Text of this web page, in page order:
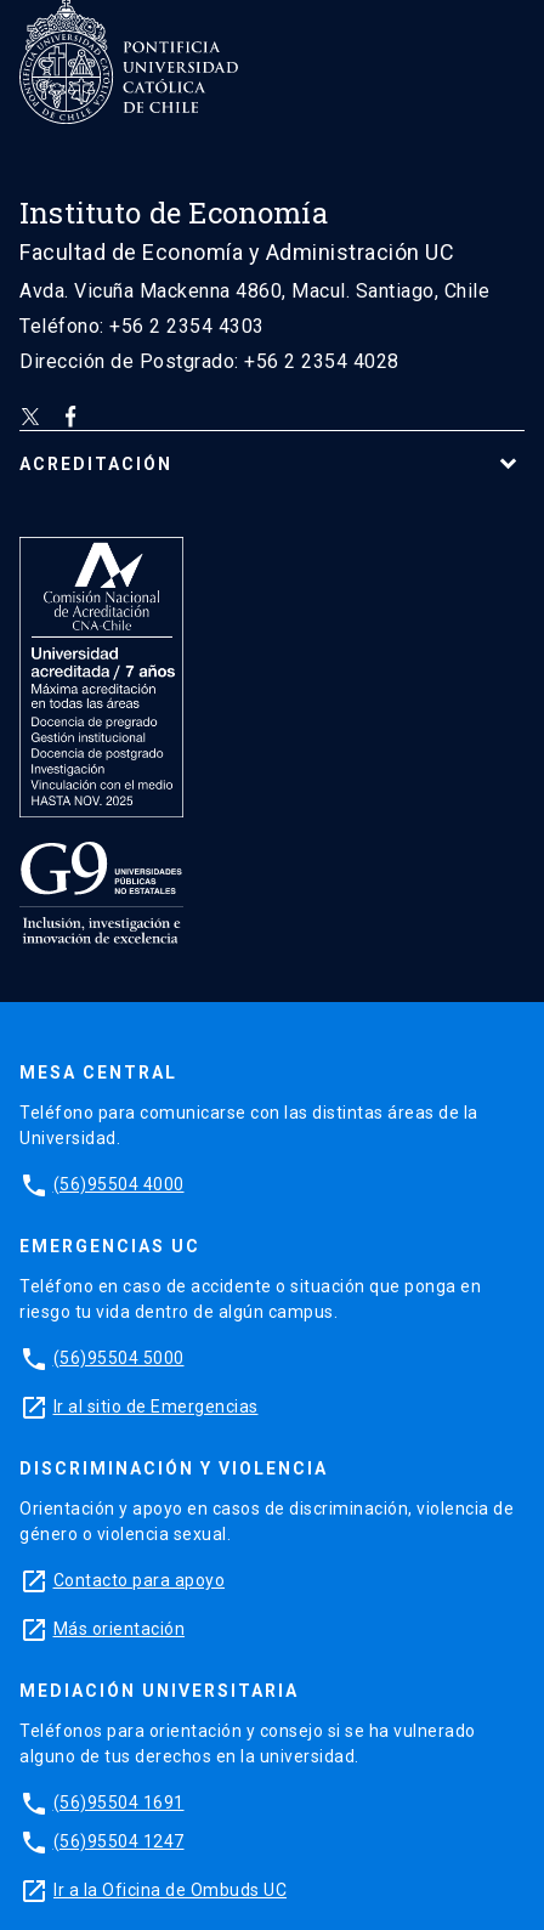
Instituto de Economía
Facultad de Economía y Administración UC
Avda. Vicuña Mackenna 4860, Macul. Santiago, Chile
Teléfono: +56 2 2354 4303
Dirección de Postgrado: +56 2 2354 4028
ACREDITACIÓN
MESA CENTRAL
Teléfono para comunicarse con las distintas áreas de la
Universidad.
phone (56)95504 4000
EMERGENCIAS UC
Teléfono en caso de accidente o situación que ponga en
riesgo tu vida dentro de algún campus.
phone (56)95504 5000
launch Ir al sitio de Emergencias
DISCRIMINACIÓN Y VIOLENCIA
Orientación y apoyo en casos de discriminación, violencia de
género o violencia sexual.
launch Contacto para apoyo
launch Más orientación
MEDIACIÓN UNIVERSITARIA
Teléfonos para orientación y consejo si se ha vulnerado
alguno de tus derechos en la universidad.
phone (56)95504 1691
phone (56)95504 1247
launch Ir a la Oficina de Ombuds UC